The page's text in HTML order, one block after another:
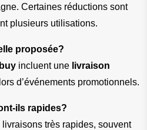
plusieurs utilisations.
proposée?
incluent une livraison
d’événements promotionnels.
ils rapides?